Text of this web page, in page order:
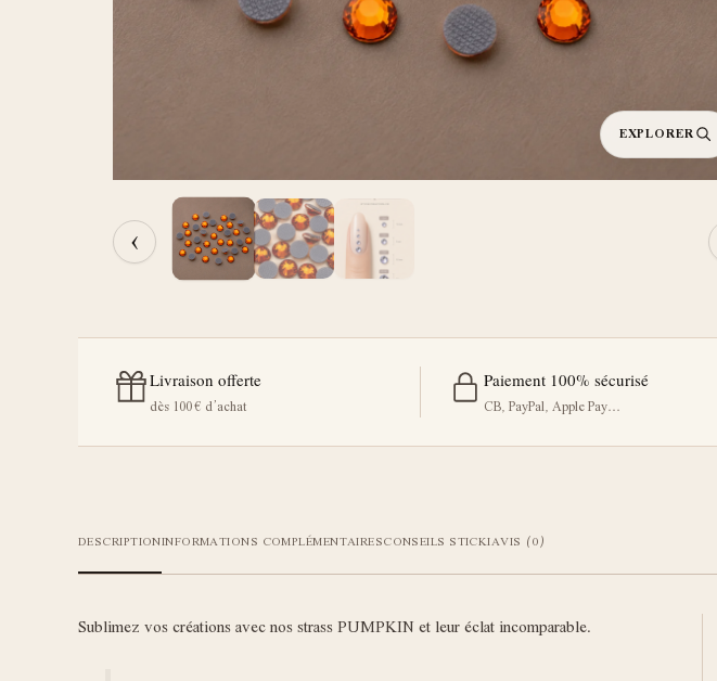
EXPLORER
‹
Livraison offerte
dès 100 € d’achat
Paiement 100% sécurisé
CB, PayPal, Apple Pay…
DESCRIPTIONINFORMATIONS COMPLÉMENTAIRESCONSEILS STICKIAVIS (0)
Sublimez vos créations avec nos strass PUMPKIN et leur éclat incomparable.